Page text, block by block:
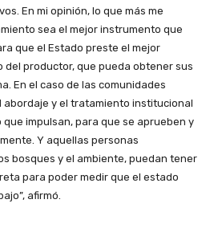
En mi opinión, lo que más me
sea el mejor instrumento que
que el Estado preste el mejor
del productor, que pueda obtener sus
En el caso de las comunidades
abordaje y el tratamiento institucional
impulsan, para que se aprueben y
Y aquellas personas
bosques y el ambiente, puedan tener
para poder medir que el estado
afirmó.